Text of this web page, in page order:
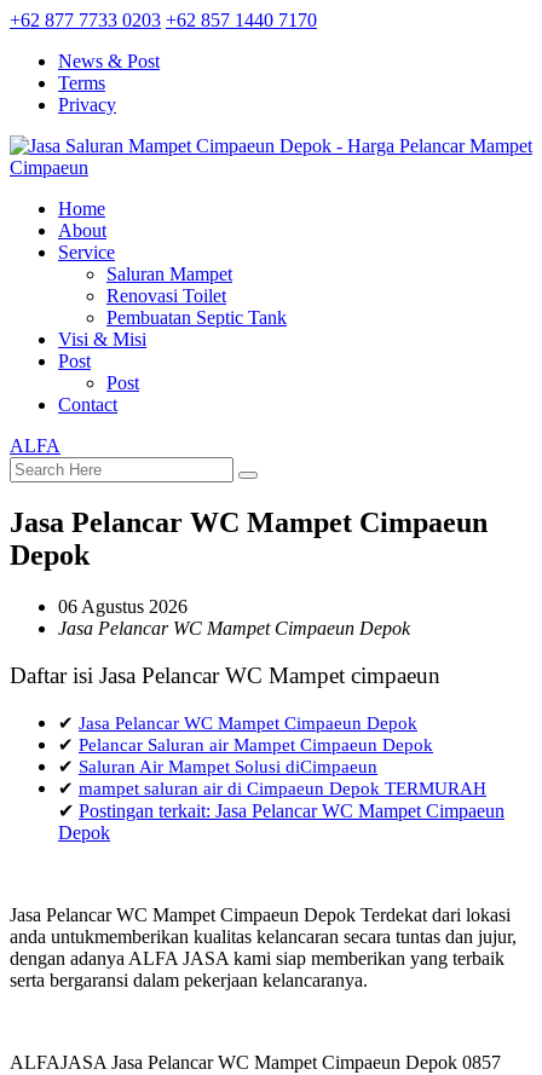
+62 877 7733 0203 +62 857 1440 7170
News & Post
Terms
Privacy
Home
About
Service
Saluran Mampet
Renovasi Toilet
Pembuatan Septic Tank
Visi & Misi
Post
Post
Contact
ALFA
Jasa Pelancar WC Mampet Cimpaeun
Depok
06 Agustus 2026
Jasa Pelancar WC Mampet Cimpaeun Depok
Daftar isi Jasa Pelancar WC Mampet cimpaeun
✔ Jasa Pelancar WC Mampet Cimpaeun Depok
✔ Pelancar Saluran air Mampet Cimpaeun Depok
✔ Saluran Air Mampet Solusi diCimpaeun
✔ mampet saluran air di Cimpaeun Depok TERMURAH
✔ Postingan terkait: Jasa Pelancar WC Mampet Cimpaeun
Depok
Jasa Pelancar WC Mampet Cimpaeun Depok Terdekat dari lokasi
anda untukmemberikan kualitas kelancaran secara tuntas dan jujur,
dengan adanya ALFA JASA kami siap memberikan yang terbaik
serta bergaransi dalam pekerjaan kelancaranya.
ALFAJASA Jasa Pelancar WC Mampet Cimpaeun Depok 0857